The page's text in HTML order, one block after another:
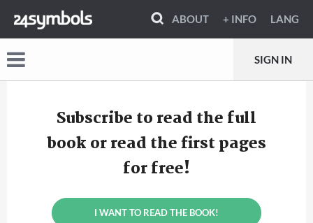
ABOUT + INFO LANG
SIGN IN
Subscribe to read the full
book or read the first pages
for free!
I WANT TO READ THE BOOK!